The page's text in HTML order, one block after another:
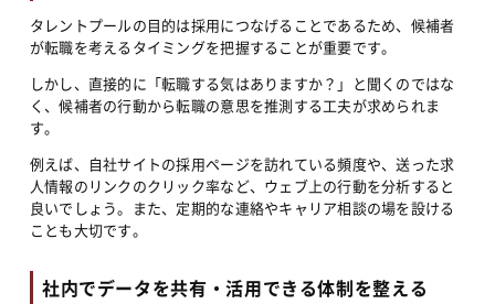
タレントプールの目的は採用につなげることであるため、候補者
が転職を考えるタイミングを把握することが重要です。
しかし、直接的に「転職する気はありますか？」と聞くのではな
く、候補者の行動から転職の意思を推測する工夫が求められま
す。
例えば、自社サイトの採用ページを訪れている頻度や、送った求
人情報のリンクのクリック率など、ウェブ上の行動を分析すると
良いでしょう。また、定期的な連絡やキャリア相談の場を設ける
ことも大切です。
社内でデータを共有・活用できる体制を整える